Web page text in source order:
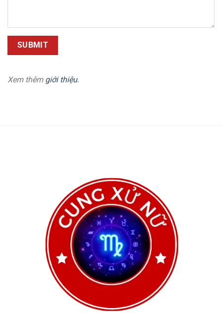
Xem thêm giới thiệu.